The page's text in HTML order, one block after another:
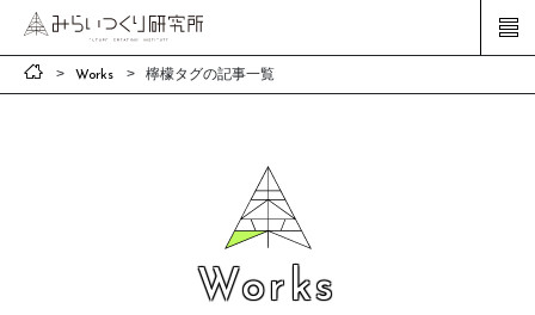
Works 檸檬タグの記事一覧
Works